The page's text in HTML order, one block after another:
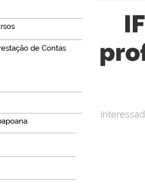
de Contas